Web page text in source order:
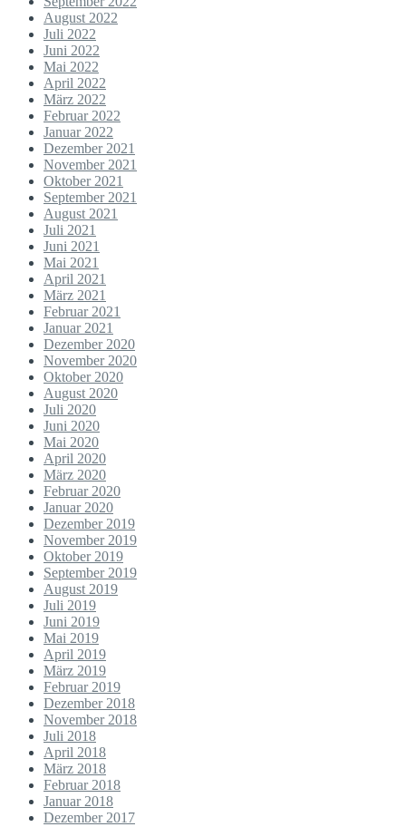
August 2022
Juli 2022
Juni 2022
Mai 2022
April 2022
März 2022
Februar 2022
Januar 2022
Dezember 2021
November 2021
Oktober 2021
September 2021
August 2021
Juli 2021
Juni 2021
Mai 2021
April 2021
März 2021
Februar 2021
Januar 2021
Dezember 2020
November 2020
Oktober 2020
August 2020
Juli 2020
Juni 2020
Mai 2020
April 2020
März 2020
Februar 2020
Januar 2020
Dezember 2019
November 2019
Oktober 2019
September 2019
August 2019
Juli 2019
Juni 2019
Mai 2019
April 2019
März 2019
Februar 2019
Dezember 2018
November 2018
Juli 2018
April 2018
März 2018
Februar 2018
Januar 2018
Dezember 2017